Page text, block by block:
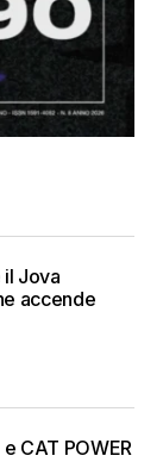
il Jova
accende
CAT POWER